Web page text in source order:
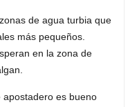
de agua turbia que
más pequeños.
en la zona de
apostadero es bueno